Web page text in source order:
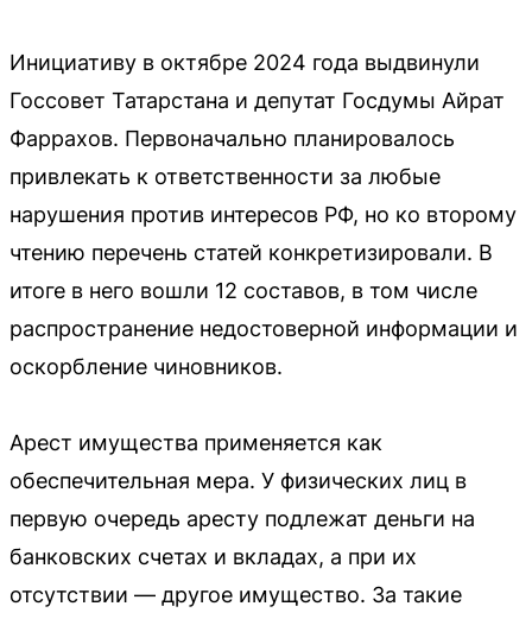
Инициативу в октябре 2024 года выдвинули
Госсовет Татарстана и депутат Госдумы Айрат
Фаррахов. Первоначально планировалось
привлекать к ответственности за любые
нарушения против интересов РФ, но ко второму
чтению перечень статей конкретизировали. В
итоге в него вошли 12 составов, в том числе
распространение недостоверной информации и
оскорбление чиновников.
Арест имущества применяется как
обеспечительная мера. У физических лиц в
первую очередь аресту подлежат деньги на
банковских счетах и вкладах, а при их
отсутствии — другое имущество. За такие